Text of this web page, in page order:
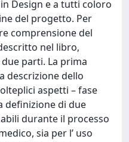
Design e a tutti coloro
del progetto. Per
comprensione del
nel libro,
parti. La prima
descrizione dello
aspetti – fase
definizione di due
durante il processo
sia per l’ uso